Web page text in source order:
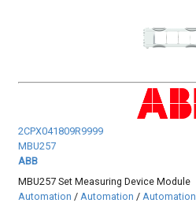
2CPX041809R9999
MBU257
ABB
MBU257 Set Measuring Device Module
Automation / Automation / Automation